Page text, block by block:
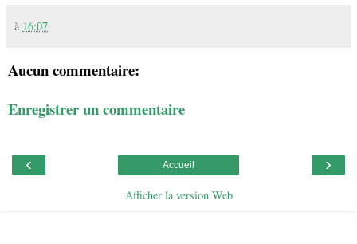
à 16:07
Aucun commentaire:
Enregistrer un commentaire
‹ ›
Accueil
Afficher la version Web